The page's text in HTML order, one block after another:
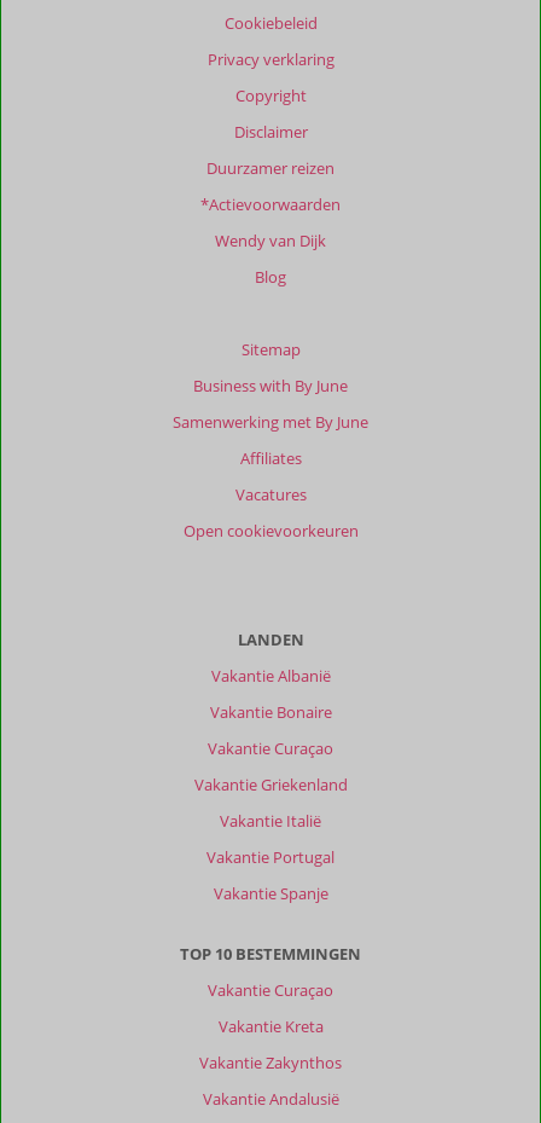
Cookiebeleid
Privacy verklaring
Copyright
Disclaimer
Duurzamer reizen
*Actievoorwaarden
Wendy van Dijk
Blog
Sitemap
Business with By June
Samenwerking met By June
Affiliates
Vacatures
Open cookievoorkeuren
LANDEN
Vakantie Albanië
Vakantie Bonaire
Vakantie Curaçao
Vakantie Griekenland
Vakantie Italië
Vakantie Portugal
Vakantie Spanje
TOP 10 BESTEMMINGEN
Vakantie Curaçao
Vakantie Kreta
Vakantie Zakynthos
Vakantie Andalusië